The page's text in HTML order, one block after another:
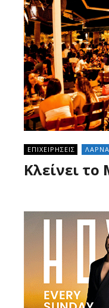
ΕΠΙΧΕΙΡΗΣΕΙΣ
Κλείνει